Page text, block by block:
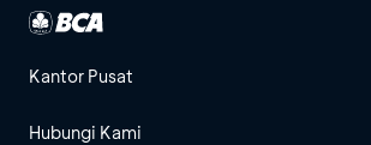
Kantor Pusat
Hubungi Kami